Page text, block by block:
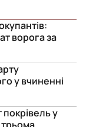
ворога за
у вчиненні
у